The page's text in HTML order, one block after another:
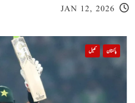
JAN 12, 2026
پاکستان کھیل